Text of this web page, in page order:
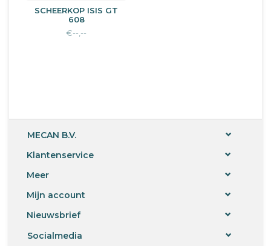
SCHEERKOP ISIS GT
608
€--,--
MECAN B.V.
Klantenservice
Meer
Mijn account
Nieuwsbrief
Socialmedia